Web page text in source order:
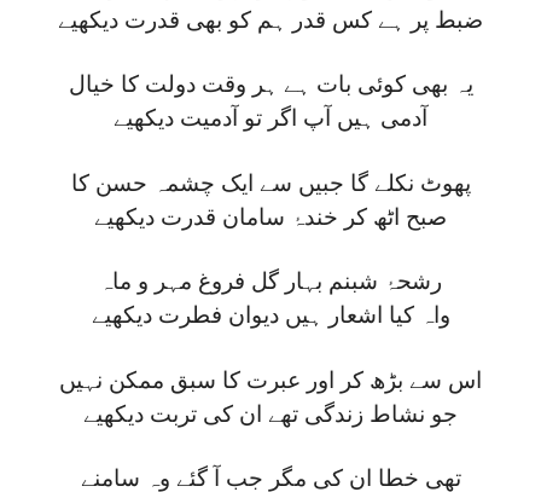
ضبط پر ہے کس قدر ہم کو بھی قدرت دیکھیے
یہ بھی کوئی بات ہے ہر وقت دولت کا خیال
آدمی ہیں آپ اگر تو آدمیت دیکھیے
پھوٹ نکلے گا جبیں سے ایک چشمہ حسن کا
صبح اٹھ کر خندۂ سامان قدرت دیکھیے
رشحۂ شبنم بہار گل فروغ مہر و ماہ
واہ کیا اشعار ہیں دیوان فطرت دیکھیے
اس سے بڑھ کر اور عبرت کا سبق ممکن نہیں
جو نشاط زندگی تھے ان کی تربت دیکھیے
تھی خطا ان کی مگر جب آ گئے وہ سامنے